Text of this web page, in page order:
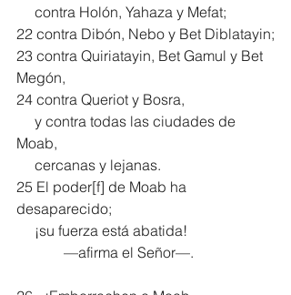
     contra Holón, Yahaza y Mefat;
22 contra Dibón, Nebo y Bet Diblatayin;
23 contra Quiriatayin, Bet Gamul y Bet
Megón,
24 contra Queriot y Bosra,
Moab,
     cercanas y lejanas.
25 El poder[f] de Moab ha
desaparecido;
     ¡su fuerza está abatida!
             —afirma el Señor—.